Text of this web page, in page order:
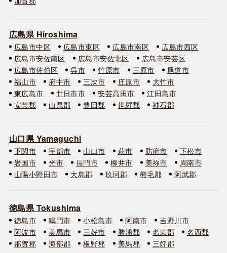
広島県 Hiroshima
広島市中区 広島市東区 広島市南区
広島市西区
広島市安佐南区
広島市安佐北区
広島市安芸区
広島市佐伯区
呉市 竹原市 三原市
尾道市
福山市
府中市 三次市 庄原市
大竹市
東広島市
廿日市市 安芸高田市
江田島市
安芸郡
山県郡 豊田郡 世羅郡 神石郡
山口県 Yamaguchi
下関市 宇部市 山口市 萩市 防府市
下松市
岩国市
光市 長門市 柳井市 美祢市
周南市
山陽小野田市
大島郡 玖珂郡 熊毛郡 阿武郡
徳島県 Tokushima
徳島市 鳴門市 小松島市 阿南市
吉野川市
阿波市
美馬市 三好市 勝浦郡 名東郡
名西郡
那賀郡
海部郡 板野郡 美馬郡 三好郡